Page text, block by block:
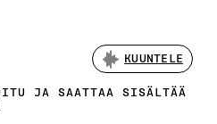
KUUNTELE
JA SAATTAA SISÄLTÄÄ